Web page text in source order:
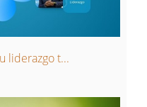
liderazgo t...